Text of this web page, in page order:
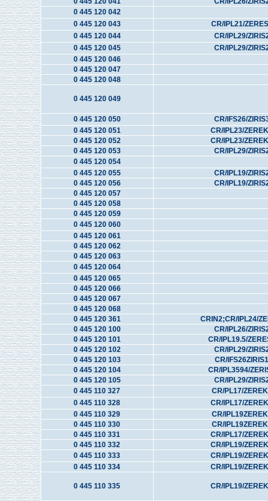
0 445 120 042
0 445 120 043
CR/IPL21/
0 445 120 044
CR/IPL29/
0 445 120 045
CR/IPL29/
0 445 120 046
0 445 120 047
0 445 120 048
0 445 120 049
0 445 120 050
CR/IFS26/
0 445 120 051
CR/IPL23/
0 445 120 052
CR/IPL23/
0 445 120 053
CR/IPL29/
0 445 120 054
0 445 120 055
CR/IPL19/
0 445 120 056
CR/IPL19/
0 445 120 057
0 445 120 058
0 445 120 059
0 445 120 060
0 445 120 061
0 445 120 062
0 445 120 063
0 445 120 064
0 445 120 065
0 445 120 066
0 445 120 067
0 445 120 068
0 445 120 361
CRIN2;CR/IPL24/
0 445 120 100
CR/IPL26/
0 445 120 101
CR/IPL19.5/
0 445 120 102
CR/IPL29/
0 445 120 103
CR/
0 445 120 104
CR/IPL3594/
0 445 120 105
CR/IPL29/
0 445 110 327
CR/PL17/
0 445 110 328
CR/IPL17/
0 445 110 329
CR/
0 445 110 330
CR/
0 445 110 331
CR/IPL17/
0 445 110 332
CR/IPL19/
0 445 110 333
CR/IPL19/
0 445 110 334
CR/IPL19/
0 445 110 335 CR/IPL19/